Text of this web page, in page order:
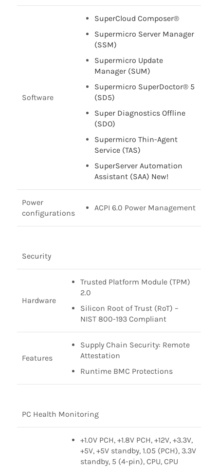
Software
SuperCloud Composer®
Supermicro Server Manager
(SSM)
Supermicro Update
Manager (SUM)
Supermicro SuperDoctor® 5
(SD5)
Super Diagnostics Offline
(SDO)
Supermicro Thin-Agent
Service (TAS)
SuperServer Automation
Assistant (SAA) New!
Power
configurations
ACPI 6.0 Power Management
Security
Hardware
Trusted Platform Module (TPM)
2.0
Silicon Root of Trust (RoT) –
NIST 800-193 Compliant
Features
Supply Chain Security: Remote
Attestation
Runtime BMC Protections
PC Health Monitoring
+1.0V PCH, +1.8V PCH, +12V, +3.3V,
+5V, +5V standby, 1.05 (PCH), 3.3V
standby, 5 (4-pin), CPU, CPU